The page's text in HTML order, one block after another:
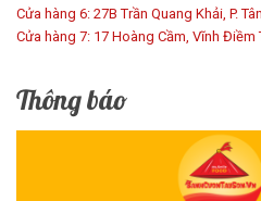
Cửa hàng 6: 27B Trần Quang Khải, P.
Cửa hàng 7: 17 Hoàng Cầm, Vĩnh Điềm
Thông báo